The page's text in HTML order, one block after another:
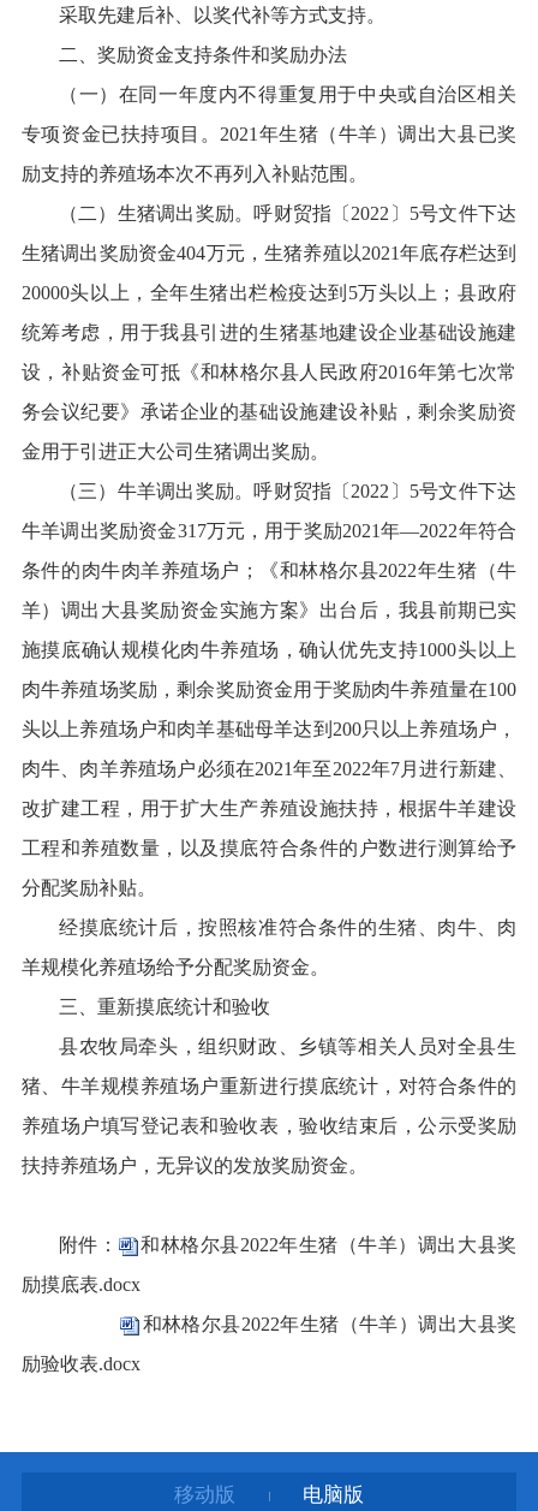
采取先建后补、以奖代补等方式支持。
二、奖励资金支持条件和奖励办法
（一）在同一年度内不得重复用于中央或自治区相关
专项资金已扶持项目。2021年生猪（牛羊）调出大县已奖
励支持的养殖场本次不再列入补贴范围。
（二）生猪调出奖励。呼财贸指〔2022〕5号文件下达
生猪调出奖励资金404万元，生猪养殖以2021年底存栏达到
20000头以上，全年生猪出栏检疫达到5万头以上；县政府
统筹考虑，用于我县引进的生猪基地建设企业基础设施建
设，补贴资金可抵《和林格尔县人民政府2016年第七次常
务会议纪要》承诺企业的基础设施建设补贴，剩余奖励资
金用于引进正大公司生猪调出奖励。
（三）牛羊调出奖励。呼财贸指〔2022〕5号文件下达
牛羊调出奖励资金317万元，用于奖励2021年—2022年符合
条件的肉牛肉羊养殖场户；《和林格尔县2022年生猪（牛
羊）调出大县奖励资金实施方案》出台后，我县前期已实
施摸底确认规模化肉牛养殖场，确认优先支持1000头以上
肉牛养殖场奖励，剩余奖励资金用于奖励肉牛养殖量在100
头以上养殖场户和肉羊基础母羊达到200只以上养殖场户，
肉牛、肉羊养殖场户必须在2021年至2022年7月进行新建、
改扩建工程，用于扩大生产养殖设施扶持，根据牛羊建设
工程和养殖数量，以及摸底符合条件的户数进行测算给予
分配奖励补贴。
经摸底统计后，按照核准符合条件的生猪、肉牛、肉
羊规模化养殖场给予分配奖励资金。
三、重新摸底统计和验收
县农牧局牵头，组织财政、乡镇等相关人员对全县生
猪、牛羊规模养殖场户重新进行摸底统计，对符合条件的
养殖场户填写登记表和验收表，验收结束后，公示受奖励
扶持养殖场户，无异议的发放奖励资金。
附件：
和林格尔县2022年生猪（牛羊）调出大县奖
励摸底表.docx
和林格尔县2022年生猪（牛羊）调出大县奖
励验收表.docx
移动版 电脑版